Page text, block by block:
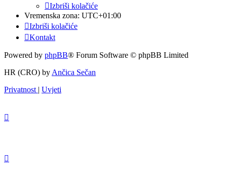
Izbriši kolačiće
Vremenska zona: UTC+01:00
Izbriši kolačiće
Kontakt
Powered by phpBB® Forum Software © phpBB Limited
HR (CRO) by Ančica Sečan
Privatnost | Uvjeti